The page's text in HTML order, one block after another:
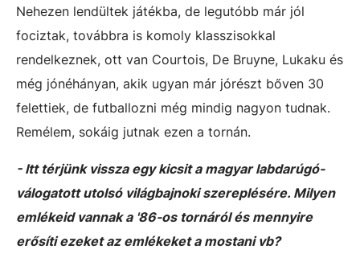
Nehezen lendültek játékba, de legutóbb már jól
fociztak, továbbra is komoly klasszisokkal
rendelkeznek, ott van Courtois, De Bruyne, Lukaku és
még jónéhányan, akik ugyan már jórészt bőven 30
felettiek, de futballozni még mindig nagyon tudnak.
Remélem, sokáig jutnak ezen a tornán.
- Itt térjünk vissza egy kicsit a magyar labdarúgó-
válogatott utolsó világbajnoki szereplésére. Milyen
emlékeid vannak a '86-os tornáról és mennyire
erősíti ezeket az emlékeket a mostani vb?